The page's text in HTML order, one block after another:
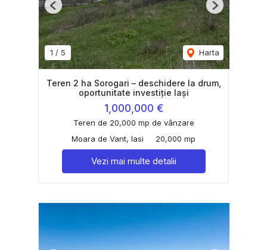
1 / 5 Harta
Previous Next
Teren 2 ha Sorogari – deschidere la drum,
oportunitate investiție Iași
1,000,000 €
Teren de 20,000 mp de vânzare
Moara de Vant, Iasi
20,000 mp
Vezi mai multe detalii